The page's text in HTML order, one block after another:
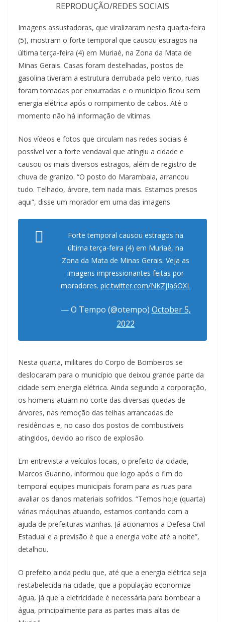
REPRODUÇÃO/REDES SOCIAIS
Imagens assustadoras, que viralizaram nesta quarta-feira
(5), mostram o forte temporal que causou estragos na
última terça-feira (4) em Muriaé, na Zona da Mata de
Minas Gerais. Casas foram destelhadas, postos de
gasolina tiveram a estrutura derrubada pelo vento, ruas
foram tomadas por enxurradas e o município ficou sem
energia elétrica após o rompimento de cabos. Até o
momento não há informação de vítimas.
Nos vídeos e fotos que circulam nas redes sociais é
possível ver a forte vendaval que atingiu a cidade e
causou os mais diversos estragos, além de registro de
chuva de granizo. “O posto do Marambaia, arrancou
tudo. Telhado, árvore, tem nada mais. Estamos presos
aqui”, disse um morador em uma das imagens.
Forte temporal causou estragos na
última terça-feira (4) em Muriaé, na
Zona da Mata de Minas Gerais. Veja as
imagens impressionantes feitas por
moradores. pic.twitter.com/NKZjIa6OXL
— O Tempo (@otempo) October 5,
2022
Nesta quarta, militares do Corpo de Bombeiros se
deslocaram para o município que deixou grande parte da
cidade sem energia elétrica. Ainda segundo a corporação,
os homens atuam no corte das diversas quedas de
árvores, nas remoção das telhas arrancadas de
residências e, no caso dos postos de combustíveis
atingidos, devido ao risco de explosão.
Em entrevista a veículos locais, o prefeito da cidade,
Marcos Guarino, informou que logo após o fim do
temporal equipes municipais foram para as ruas para
avaliar os danos materiais sofridos. “Temos hoje (quarta)
várias máquinas atuando, estamos contando com a
ajuda de prefeituras vizinhas. Já acionamos a Defesa Civil
Estadual e a previsão é que a energia volte até a noite”,
detalhou.
O prefeito ainda pediu que, até que a energia elétrica seja
restabelecida na cidade, que a população economize
água, já que a eletricidade é necessária para bombear a
água, principalmente para as partes mais altas de